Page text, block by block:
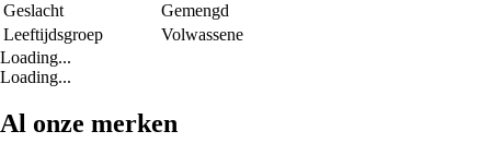
Geslacht
Gemengd
Leeftijdsgroep
Volwassene
Loading...
Loading...
Al onze merken